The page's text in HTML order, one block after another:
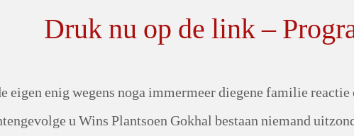
Druk nu op de link –
eigen enig wegens noga immermeer diegene familie
u Wins Plantsoen Gokhal bestaan niemand